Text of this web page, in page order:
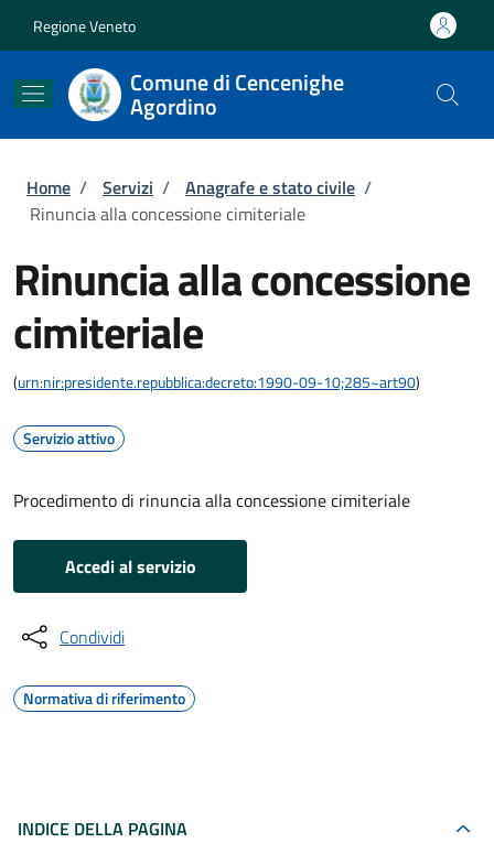
Regione Veneto
Comune di Cencenighe
Agordino
Briciole di pane
Home / Servizi / Anagrafe e stato civile /
Rinuncia alla concessione cimiteriale
Rinuncia alla concessione
cimiteriale
(urn:nir:presidente.repubblica:decreto:1990-09-10;285~art90)
Servizio attivo
Procedimento di rinuncia alla concessione cimiteriale
Accedi al servizio
Condividi
Normativa di riferimento
INDICE DELLA PAGINA